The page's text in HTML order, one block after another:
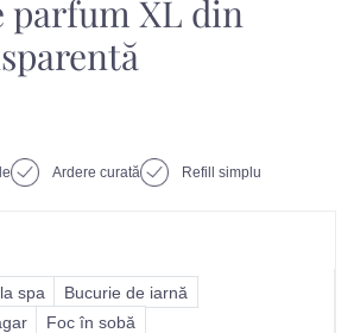
parfum XL din
Ardere curată Refill simplu
spa
Bucurie de iarnă
Foc în sobă